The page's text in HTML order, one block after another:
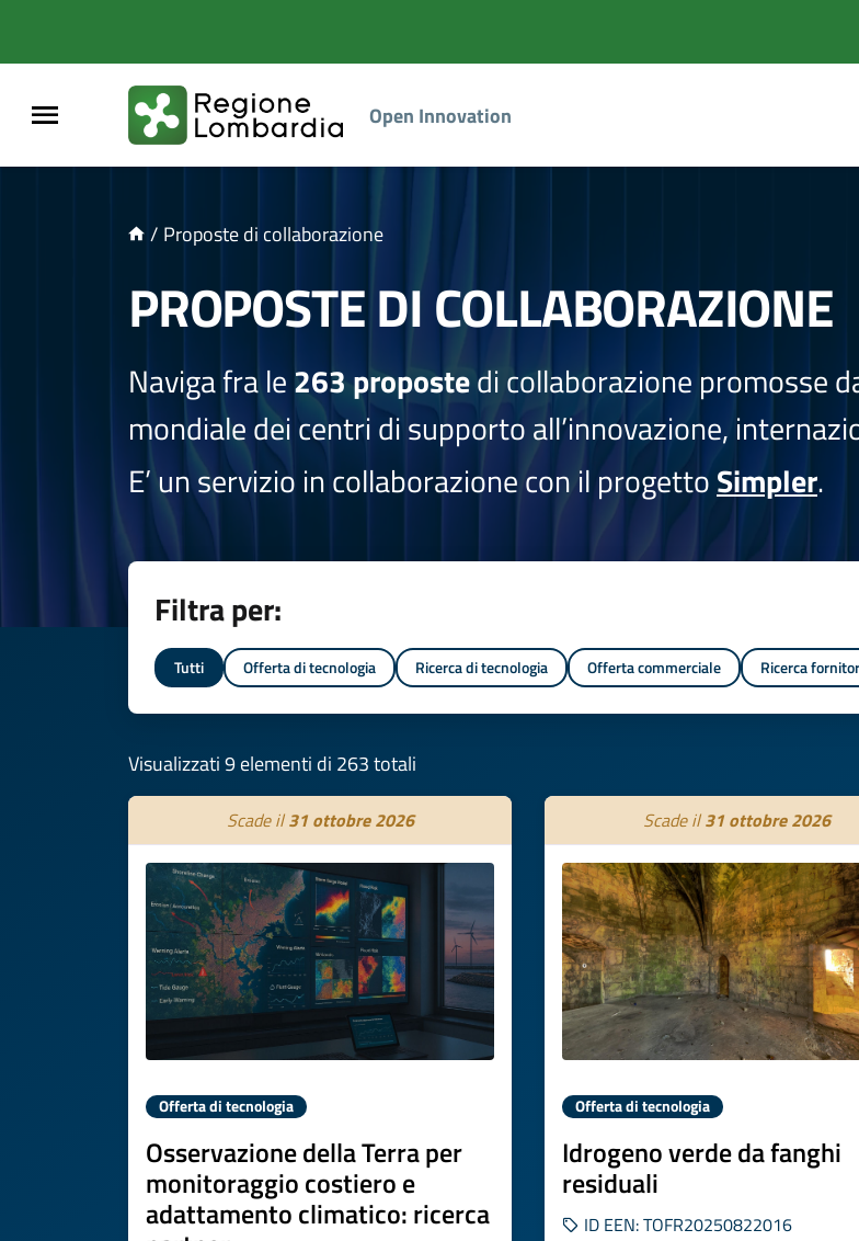
Open Innovation
/ Proposte di collaborazione
PROPOSTE DI COLLABORAZIONE
Naviga fra le263 propostedi collaborazione promosse
mondiale dei centri di supporto all’innovazione,
E’ un servizio in collaborazione con il progettoSimpler.
Filtra per:
Tutti Offerta di tecnologia Ricerca di tecnologia Offerta commerciale Ricerca
Visualizzati 9 elementi di 263 totali
Scade il31 ottobre 2026
Offerta di tecnologia
Osservazione della Terra per
monitoraggio costiero e
adattamento climatico: ricerca
Scade il31 ottobre 2026
Offerta di tecnologia
Idrogeno verde da fanghi
residuali
ID EEN: TOFR20250822016